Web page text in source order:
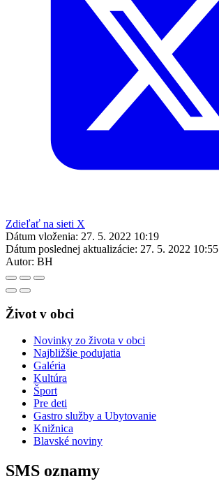
Zdieľať na sieti X
Dátum vloženia: 27. 5. 2022 10:19
Dátum poslednej aktualizácie: 27. 5. 2022 10:55
Autor: BH
Život v obci
Novinky zo života v obci
Najbližšie podujatia
Galéria
Kultúra
Šport
Pre deti
Gastro služby a Ubytovanie
Knižnica
Blavské noviny
SMS oznamy